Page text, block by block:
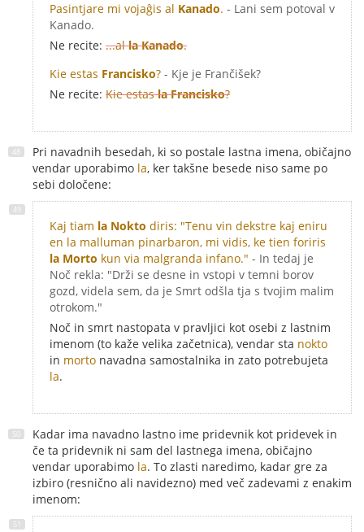
Pasintjare mi vojaĝis al Kanado. - Lani sem potoval v
Kanado.
Ne recite: ...alla Kanado.
Kie estas Francisko? - Kje je Frančišek?
Ne recite: Kie estasla Francisko?
Pri navadnih besedah, ki so postale lastna imena, običajno
vendar uporabimo la, ker takšne besede niso same po
sebi določene:
Kaj tiam la Nokto diris: "Tenu vin dekstre kaj eniru
en la malluman pinarbaron, mi vidis, ke tien foriris
la Morto kun via malgranda infano." - In tedaj je
Noč rekla: "Drži se desne in vstopi v temni borov
gozd, videla sem, da je Smrt odšla tja s tvojim malim
otrokom."
Noč in smrt nastopata v pravljici kot osebi z lastnim
imenom (to kaže velika začetnica), vendar sta nokto
in morto navadna samostalnika in zato potrebujeta
la.
Kadar ima navadno lastno ime pridevnik kot pridevek in
če ta pridevnik ni sam del lastnega imena, običajno
vendar uporabimo la. To zlasti naredimo, kadar gre za
izbiro (resnično ali navidezno) med več zadevami z enakim
imenom: